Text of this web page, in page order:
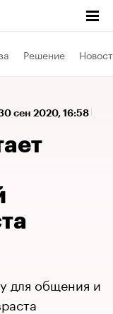
Решение
сен 2020, 16:58
для общения и